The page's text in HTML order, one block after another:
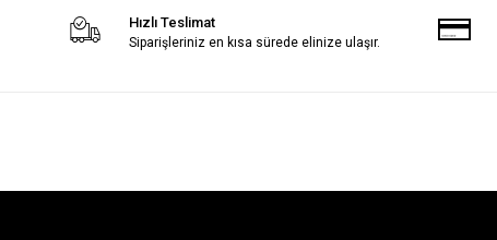
Hızlı Teslimat
Siparişleriniz en kısa sürede elinize ulaşır.